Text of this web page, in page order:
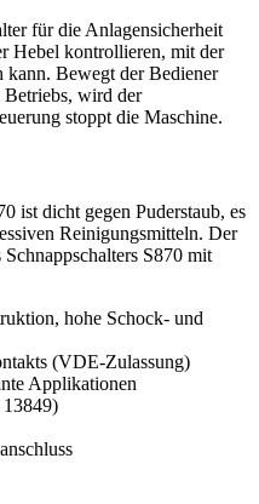
für die Anlagensicherheit
Hebel kontrollieren, mit der
kann. Bewegt der Bediener
Betriebs, wird der
stoppt die Maschine.
ist dicht gegen Puderstaub, es
Reinigungsmitteln. Der
S870 mit
hohe Schock- und
(VDE-Zulassung)
Applikationen